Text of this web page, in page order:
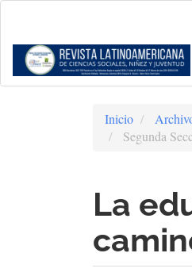
Contenido
principal
Barra
Inicio
Segunda
La